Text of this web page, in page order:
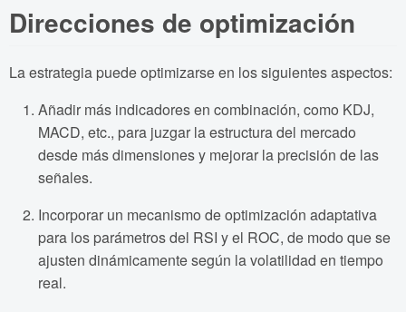
Direcciones de optimización
La estrategia puede optimizarse en los siguientes aspectos:
Añadir más indicadores en combinación, como KDJ,
MACD, etc., para juzgar la estructura del mercado
desde más dimensiones y mejorar la precisión de las
señales.
Incorporar un mecanismo de optimización adaptativa
para los parámetros del RSI y el ROC, de modo que se
ajusten dinámicamente según la volatilidad en tiempo
real.